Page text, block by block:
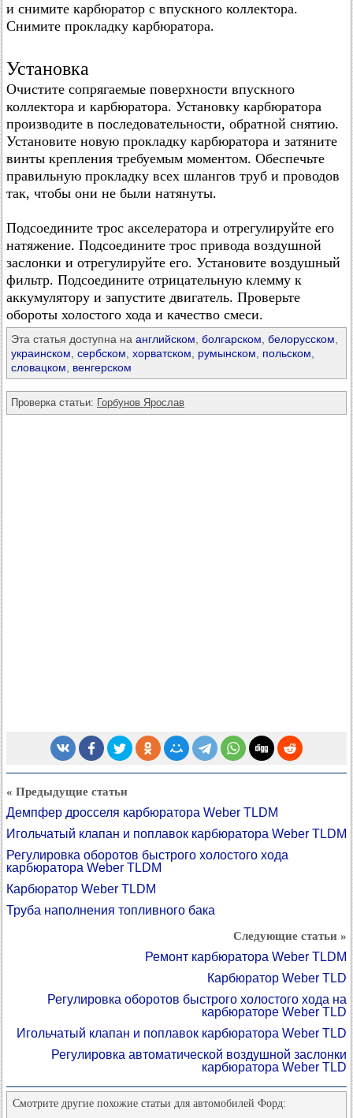
и снимите карбюратор с впускного коллектора.
Снимите прокладку карбюратора.
Установка
Очистите сопрягаемые поверхности впускного
коллектора и карбюратора. Установку карбюратора
производите в последовательности, обратной снятию.
Установите новую прокладку карбюратора и затяните
винты крепления требуемым моментом. Обеспечьте
правильную прокладку всех шлангов труб и проводов
так, чтобы они не были натянуты.
Подсоедините трос акселератора и отрегулируйте его
натяжение. Подсоедините трос привода воздушной
заслонки и отрегулируйте его. Установите воздушный
фильтр. Подсоедините отрицательную клемму к
аккумулятору и запустите двигатель. Проверьте
обороты холостого хода и качество смеси.
Эта статья доступна на английском болгарском белорусском
украинском сербском хорватском румынском польском
словацком
венгерском
Проверка статьи: Горбунов Ярослав
« Предыдущие статьи
Демпфер дросселя карбюратора Weber TLDM
Игольчатый клапан и поплавок карбюратора Weber TLDM
Регулировка оборотов быстрого холостого хода
карбюратора Weber TLDM
Карбюратор Weber TLDM
Труба наполнения топливного бака
Следующие статьи »
Ремонт карбюратора Weber TLDM
Карбюратор Weber TLD
Регулировка оборотов быстрого холостого хода на
карбюраторе Weber TLD
Игольчатый клапан и поплавок карбюратора Weber TLD
Регулировка автоматической воздушной заслонки
карбюратора Weber TLD
Смотрите другие похожие статьи для автомобилей Форд: